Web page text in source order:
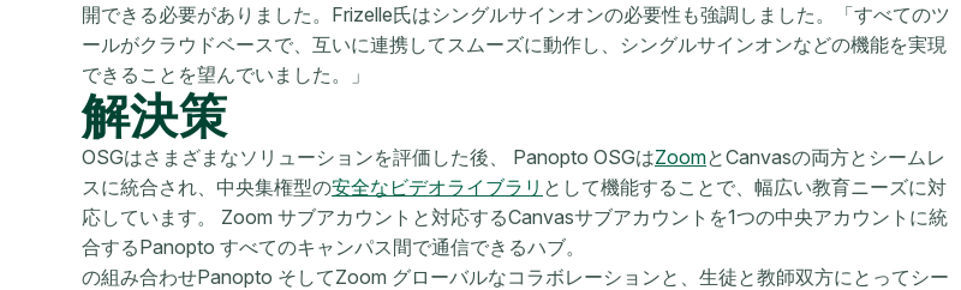
開できる必要がありました。Frizelle氏はシングルサインオンの必要性も強調しました。「すべてのツ
ールがクラウドベースで、互いに連携してスムーズに動作し、シングルサインオンなどの機能を実現
できることを望んでいました。」
解決策
OSGはさまざまなソリューションを評価した後、 Panopto OSGはZoomとCanvasの両方とシームレ
スに統合され、中央集権型の安全なビデオライブラリ として機能することで、幅広い教育ニーズに対
応しています。 Zoom サブアカウントと対応するCanvasサブアカウントを1つの中央アカウントに統
合するPanopto すべてのキャンパス間で通信できるハブ。
の組み合わせPanopto そしてZoom グローバルなコラボレーションと、生徒と教師双方にとってシー